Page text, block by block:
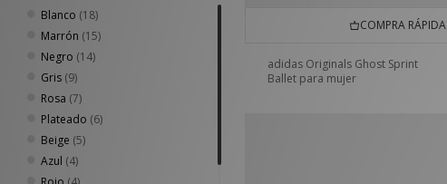
44.5(2)
45(1)
45.5(1)
47(1)
Blanco (18)
Marrón (15)
Negro (14)
Gris (9)
Rosa (7)
Plateado (6)
Beige (5)
Azul (4)
COMPRA RÁPIDA
adidas Originals Ghost Sprint
Ballet para mujer